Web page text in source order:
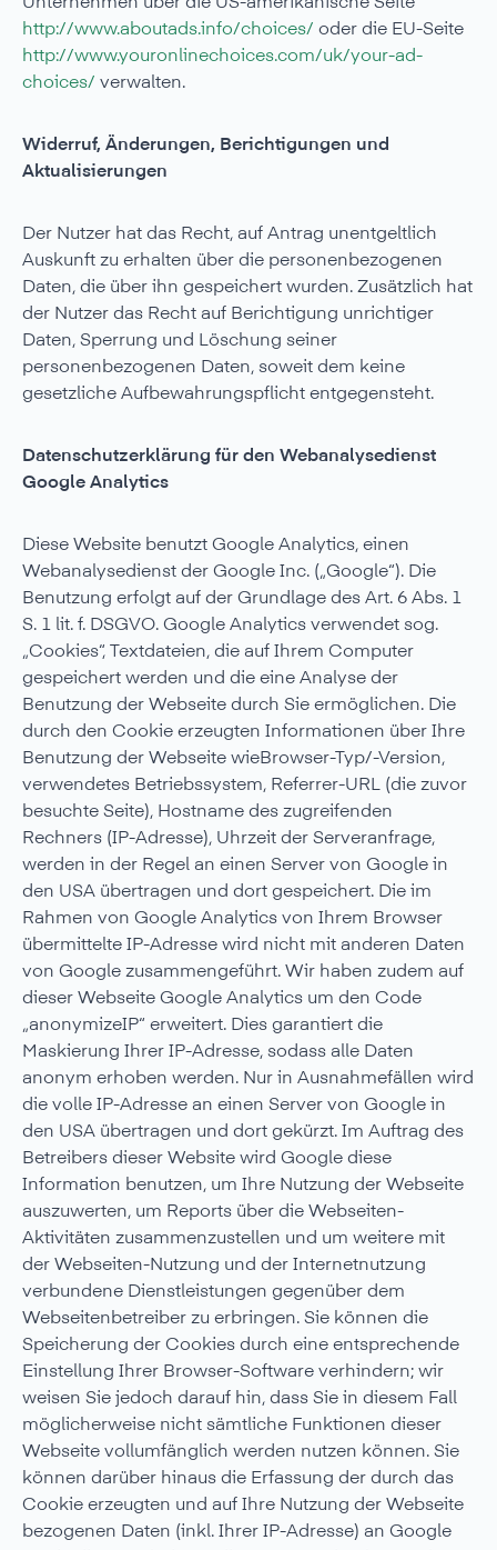
http://www.aboutads.info/choices/ oder die EU-Seite
http://www.youronlinechoices.com/uk/your-ad-
choices/ verwalten.
Widerruf, Änderungen, Berichtigungen und
Aktualisierungen
Der Nutzer hat das Recht, auf Antrag unentgeltlich
Auskunft zu erhalten über die personenbezogenen
Daten, die über ihn gespeichert wurden. Zusätzlich hat
der Nutzer das Recht auf Berichtigung unrichtiger
Daten, Sperrung und Löschung seiner
personenbezogenen Daten, soweit dem keine
gesetzliche Aufbewahrungspflicht entgegensteht.
Datenschutzerklärung für den Webanalysedienst
Google Analytics
Diese Website benutzt Google Analytics, einen
Webanalysedienst der Google Inc. („Google“). Die
Benutzung erfolgt auf der Grundlage des Art. 6 Abs. 1
S. 1 lit. f. DSGVO. Google Analytics verwendet sog.
„Cookies“, Textdateien, die auf Ihrem Computer
gespeichert werden und die eine Analyse der
Benutzung der Webseite durch Sie ermöglichen. Die
durch den Cookie erzeugten Informationen über Ihre
Benutzung der Webseite wieBrowser-Typ/-Version,
verwendetes Betriebssystem, Referrer-URL (die zuvor
besuchte Seite), Hostname des zugreifenden
Rechners (IP-Adresse), Uhrzeit der Serveranfrage,
werden in der Regel an einen Server von Google in
den USA übertragen und dort gespeichert. Die im
Rahmen von Google Analytics von Ihrem Browser
übermittelte IP-Adresse wird nicht mit anderen Daten
von Google zusammengeführt. Wir haben zudem auf
dieser Webseite Google Analytics um den Code
„anonymizeIP“ erweitert. Dies garantiert die
Maskierung Ihrer IP-Adresse, sodass alle Daten
anonym erhoben werden. Nur in Ausnahmefällen wird
die volle IP-Adresse an einen Server von Google in
den USA übertragen und dort gekürzt. Im Auftrag des
Betreibers dieser Website wird Google diese
Information benutzen, um Ihre Nutzung der Webseite
auszuwerten, um Reports über die Webseiten-
Aktivitäten zusammenzustellen und um weitere mit
der Webseiten-Nutzung und der Internetnutzung
verbundene Dienstleistungen gegenüber dem
Webseitenbetreiber zu erbringen. Sie können die
Speicherung der Cookies durch eine entsprechende
Einstellung Ihrer Browser-Software verhindern; wir
weisen Sie jedoch darauf hin, dass Sie in diesem Fall
möglicherweise nicht sämtliche Funktionen dieser
Webseite vollumfänglich werden nutzen können. Sie
können darüber hinaus die Erfassung der durch das
Cookie erzeugten und auf Ihre Nutzung der Webseite
bezogenen Daten (inkl. Ihrer IP-Adresse) an Google